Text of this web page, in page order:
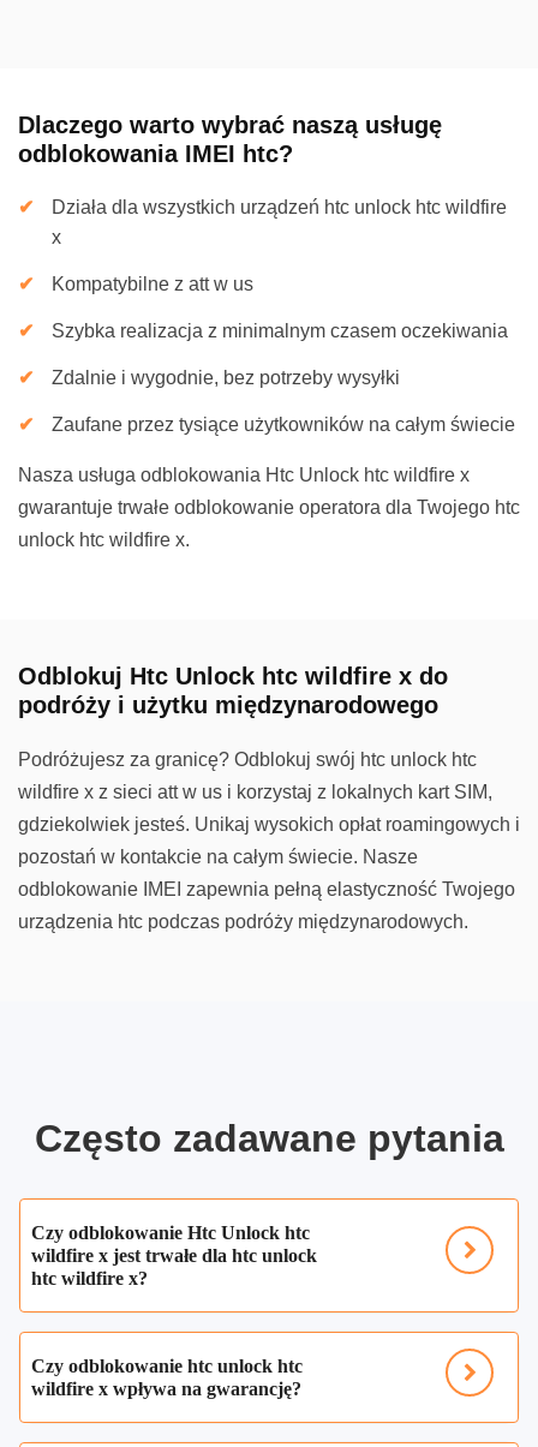
Dlaczego warto wybrać naszą usługę
odblokowania IMEI htc?
Działa dla wszystkich urządzeń htc unlock htc wildfire
x
Kompatybilne z att w us
Szybka realizacja z minimalnym czasem oczekiwania
Zdalnie i wygodnie, bez potrzeby wysyłki
Zaufane przez tysiące użytkowników na całym świecie
Nasza usługa odblokowania Htc Unlock htc wildfire x
gwarantuje trwałe odblokowanie operatora dla Twojego htc
unlock htc wildfire x.
Odblokuj Htc Unlock htc wildfire x do
podróży i użytku międzynarodowego
Podróżujesz za granicę? Odblokuj swój htc unlock htc
wildfire x z sieci att w us i korzystaj z lokalnych kart SIM,
gdziekolwiek jesteś. Unikaj wysokich opłat roamingowych i
pozostań w kontakcie na całym świecie. Nasze
odblokowanie IMEI zapewnia pełną elastyczność Twojego
urządzenia htc podczas podróży międzynarodowych.
Często zadawane pytania
Czy odblokowanie Htc Unlock htc
wildfire x jest trwałe dla htc unlock
htc wildfire x?
Czy odblokowanie htc unlock htc
wildfire x wpływa na gwarancję?